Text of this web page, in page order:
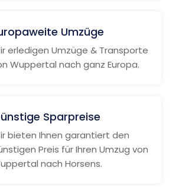
Umzüge
erledigen Umzüge & Transporte
Wuppertal nach ganz Europa.
Sparpreise
bieten Ihnen garantiert den
Preis für Ihren Umzug von
nach Horsens.